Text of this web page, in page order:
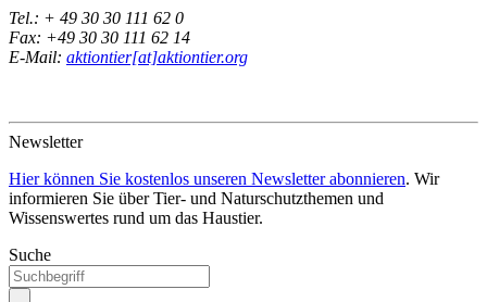
Tel.: + 49 30 30 111 62 0
Fax: +49 30 30 111 62 14
E-Mail: aktiontier[at]aktiontier.org
Newsletter
Hier können Sie kostenlos unseren Newsletter abonnieren. Wir
informieren Sie über Tier- und Naturschutzthemen und
Wissenswertes rund um das Haustier.
Suche